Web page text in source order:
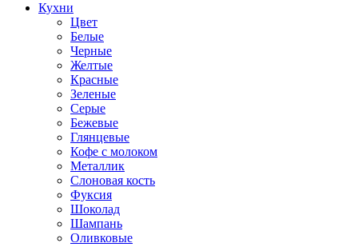
Кухни
Цвет
Белые
Черные
Желтые
Красные
Зеленые
Серые
Бежевые
Глянцевые
Кофе с молоком
Металлик
Слоновая кость
Фуксия
Шоколад
Шампань
Оливковые